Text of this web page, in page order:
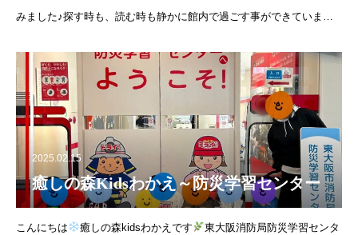
みました♪探す時も、読む時も静かに館内で過ごす事ができていまし
2025.02.15
癒しの森Kidsわかえ～防災学習センター
こんにちは 癒しの森kidsわかえです
東大阪消防局防災学習センタ